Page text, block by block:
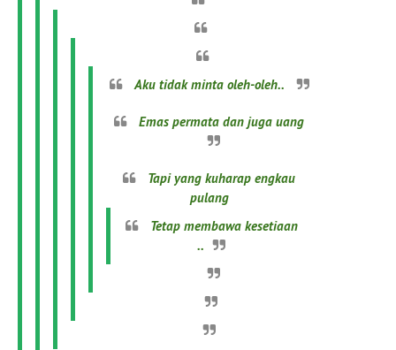
Aku tidak minta oleh-oleh..
Emas permata dan juga uang
Tapi yang kuharap engkau
pulang
Tetap membawa kesetiaan
..